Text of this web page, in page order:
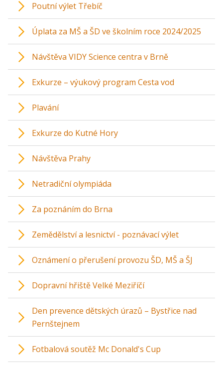
Poutní výlet Třebíč
Úplata za MŠ a ŠD ve školním roce 2024/2025
Návštěva VIDY Science centra v Brně
Exkurze – výukový program Cesta vod
Plavání
Exkurze do Kutné Hory
Návštěva Prahy
Netradiční olympiáda
Za poznáním do Brna
Zemědělství a lesnictví - poznávací výlet
Oznámení o přerušení provozu ŠD, MŠ a ŠJ
Dopravní hřiště Velké Meziříčí
Den prevence dětských úrazů – Bystřice nad
Pernštejnem
Fotbalová soutěž Mc Donald's Cup